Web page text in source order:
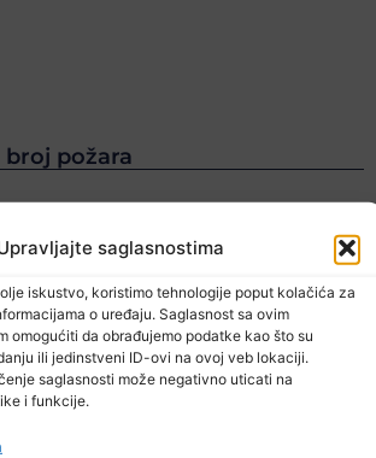
saglasnostima
iskustvo, koristimo tehnologije poput kolačića za
o uređaju. Saglasnost sa ovim
omogućiti da obrađujemo podatke kao što su
ili jedinstveni ID-ovi na ovoj veb lokaciji.
saglasnosti može negativno uticati na
i funkcije.
broj požara